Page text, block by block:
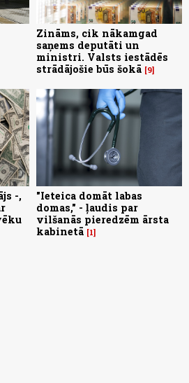
Zināms, cik nākamgad
saņems deputāti un
ministri. Valsts iestādēs
strādājošie būs šokā 9
-,
"Ieteica domāt labas
domas," - ļaudis par
vilšanās pieredzēm ārsta
kabinetā 1